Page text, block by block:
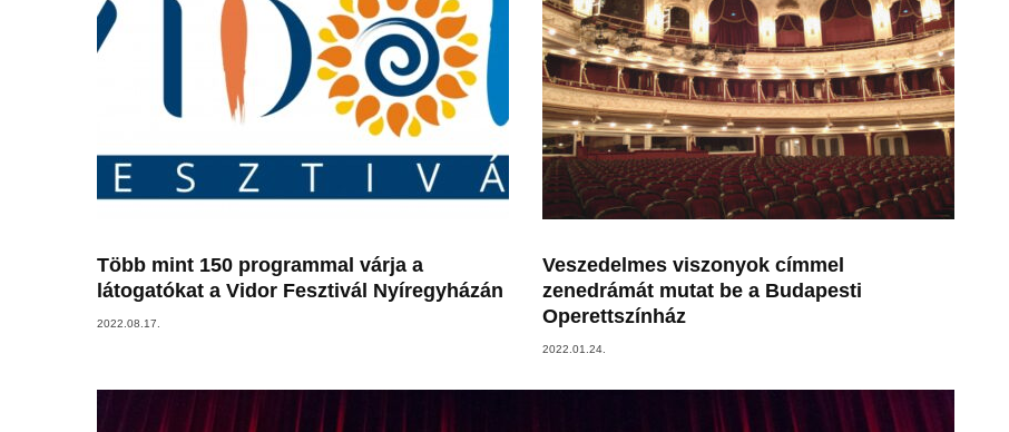
Több mint 150 programmal várja a
látogatókat a Vidor Fesztivál Nyíregyházán
2022.08.17.
Veszedelmes viszonyok címmel
zenedrámát mutat be a Budapesti
Operettszínház
2022.01.24.